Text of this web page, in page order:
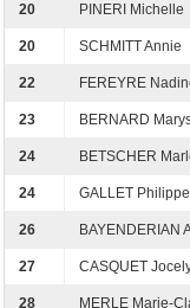
20 PINERI Michelle
20 SCHMITT Annie
22 FEREYRE
23 BERNARD
24 BETSCHER
24 GALLET Philippe
26 BAYENDERIAN
27 CASQUET
28 MERLE Marie-